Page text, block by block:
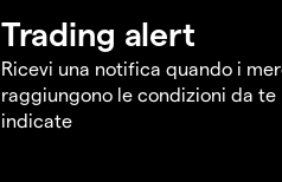
Trading alert
Ricevi una notifica quando i
raggiungono le condizioni da te
indicate